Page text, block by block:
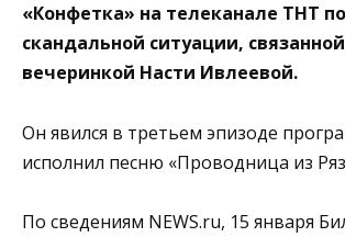
«Конфетка» на телеканале ТНТ
скандальной ситуации,
вечеринкой Насти Ивлеевой.
Он явился в третьем эпизоде
исполнил песню «Проводница из
По сведениям NEWS.ru, 15 января